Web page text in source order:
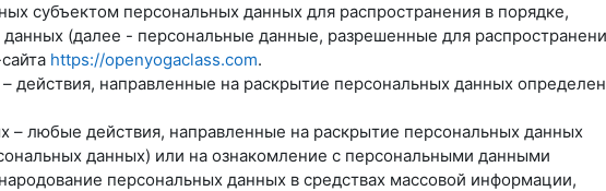
субъектом персональных данных для распространения в порядке,
(далее - персональные данные, разрешенные для
https://openyogaclass.com.
действия, направленные на раскрытие персональных данных
– любые действия, направленные на раскрытие персональных данных
данных) или на ознакомление с персональными данными
персональных данных в средствах массовой информации,